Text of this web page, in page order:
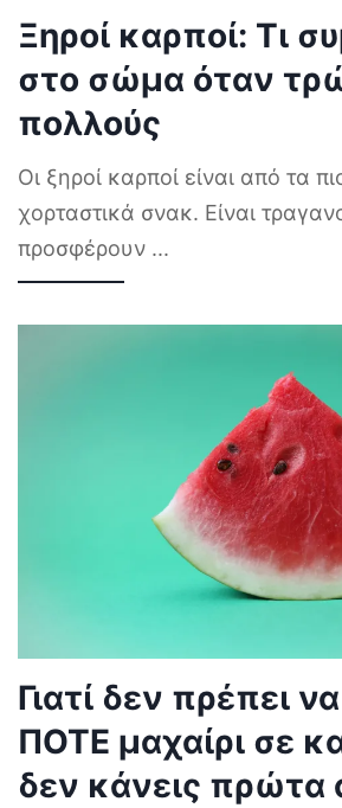
Ξηροί καρποί: Τι
στο σώμα όταν
πολλούς
Οι ξηροί καρποί είναι από τα
χορταστικά σνακ. Είναι
προσφέρουν ...
Γιατί δεν πρέπει
ΠΟΤΕ μαχαίρι σε
δεν κάνεις πρώτα